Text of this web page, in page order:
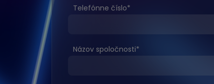
Telefónne číslo*
Názov spoločnosti*